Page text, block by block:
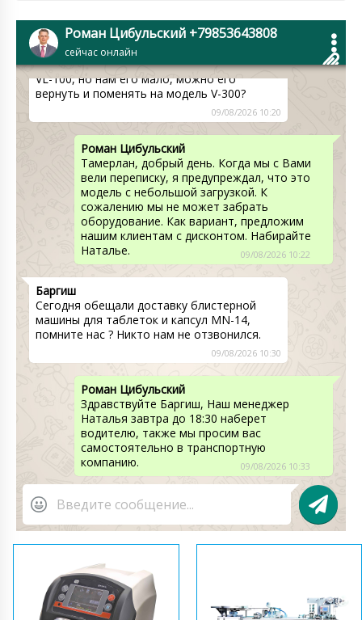
Роман Цибульский +79853643808
сейчас онлайн
Тамерлан
Роман, наша компания из Казахстана
купила миксер V-образный для порошков
VL-100, но нам его мало, можно его
вернуть и поменять на модель V-300?
09/08/2026 10:20
Роман Цибульский
Тамерлан, добрый день. Когда мы с Вами
вели переписку, я предупреждал, что это
модель с небольшой загрузкой. К
сожалению мы не может забрать
оборудование. Как вариант, предложим
нашим клиентам с дисконтом. Набирайте
Наталье.
09/08/2026 10:22
Баргиш
Сегодня обещали доставку блистерной
машины для таблеток и капсул MN-14,
помните нас ? Никто нам не отзвонился.
09/08/2026 10:30
Роман Цибульский
Здравствуйте Баргиш, Наш менеджер
Наталья завтра до 18:30 наберет
водителю, также мы просим вас
самостоятельно в транспортную
компанию.
09/08/2026 10:33